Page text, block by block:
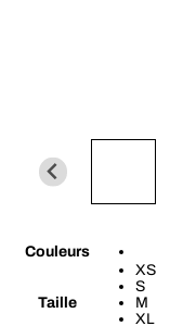
Couleurs
Taille
XS
S
M
XL